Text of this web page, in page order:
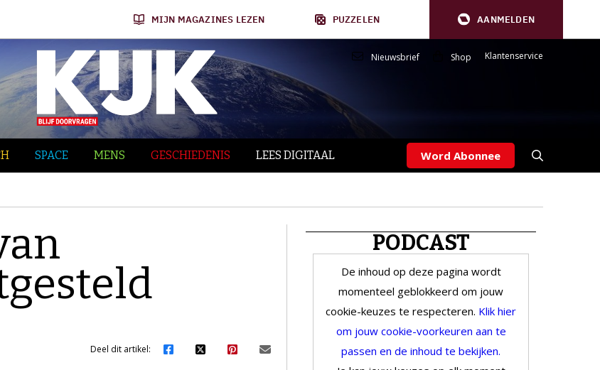
MIJN MAGAZINES LEZEN PUZZELEN AANMELDEN
Nieuwsbrief Shop Klantenservice
SPACE MENS GESCHIEDENIS LEES DIGITAAL Word Abonnee
Deel dit artikel:
PODCAST
De inhoud op deze pagina wordt
momenteel geblokkeerd om jouw
cookie-keuzes te respecteren. Klik hier
om jouw cookie-voorkeuren aan te
passen en de inhoud te bekijken.